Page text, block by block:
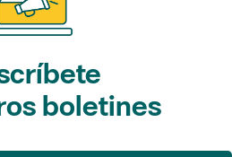
boletines